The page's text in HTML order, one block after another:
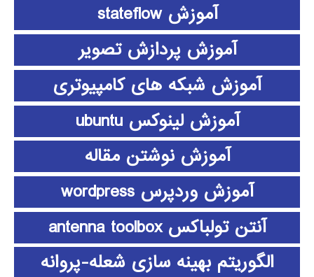
آموزش stateflow
آموزش پردازش تصویر
آموزش شبکه های کامپیوتری
آموزش لینوکس ubuntu
آموزش نوشتن مقاله
آموزش وردپرس wordpress
آنتن تولباکس antenna toolbox
الگوریتم بهینه سازی شعله-پروانه